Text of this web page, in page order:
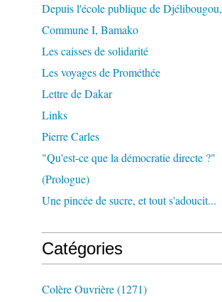
Depuis l'école publique de Djélibougou,
Commune I, Bamako
Les caisses de solidarité
Les voyages de Prométhée
Lettre de Dakar
Links
Pierre Carles
"Qu'est-ce que la démocratie directe ?"
(Prologue)
Une pincée de sucre, et tout s'adoucit...
Catégories
Colère Ouvrière(1271)